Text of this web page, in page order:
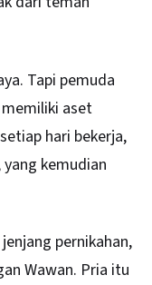
Tapi pemuda
aset
hari bekerja,
kemudian
pernikahan,
Wawan. Pria itu